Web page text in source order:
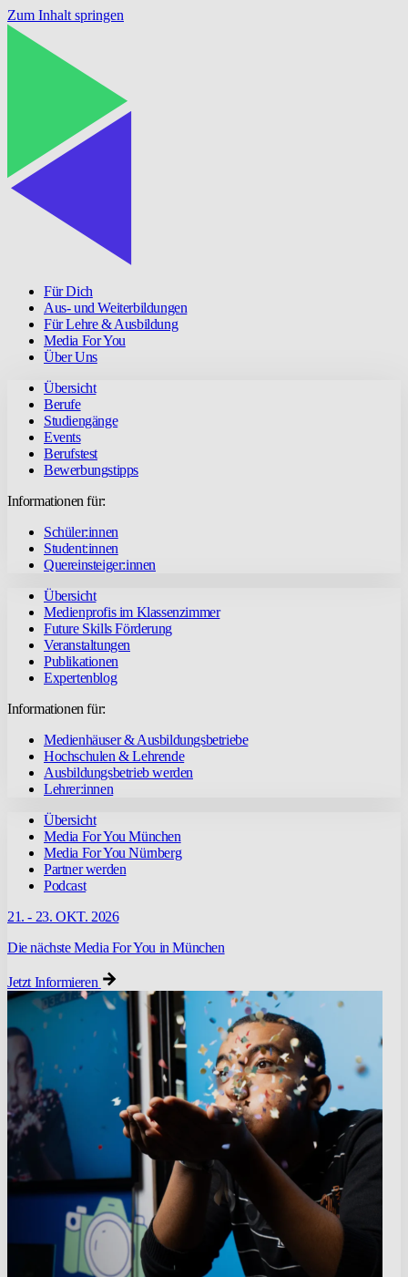
Zum Inhalt springen
Für Dich
Aus- und Weiterbildungen
Für Lehre & Ausbildung
Media For You
Über Uns
Übersicht
Berufe
Studiengänge
Events
Berufstest
Bewerbungstipps
Informationen für:
Schüler:innen
Student:innen
Quereinsteiger:innen
Übersicht
Medienprofis im Klassenzimmer
Future Skills Förderung
Veranstaltungen
Publikationen
Expertenblog
Informationen für:
Medienhäuser & Ausbildungsbetriebe
Hochschulen & Lehrende
Ausbildungsbetrieb werden
Lehrer:innen
Übersicht
Media For You München
Media For You Nürnberg
Partner werden
Podcast
21. - 23. OKT. 2026
Die nächste Media For You in München
Jetzt Informieren